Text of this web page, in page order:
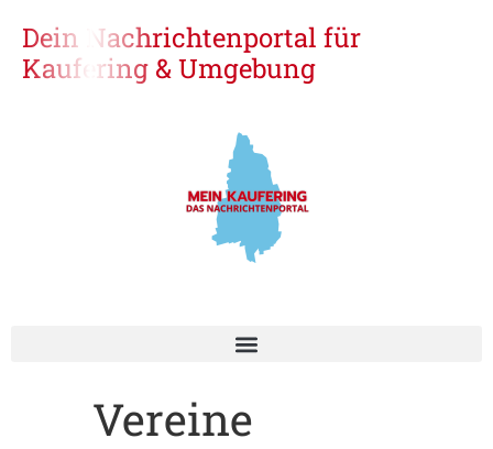
Dein Nachrichtenportal für
Kaufering & Umgebung
Vereine